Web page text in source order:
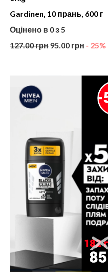
Gardinen, 10 прань, 600 г
Оцінено в 0з 5
127.00грн 95.00 грн - 25%